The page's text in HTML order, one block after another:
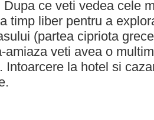
ce veti vedea cele
timp liber pentru a
(partea cipriota
amiaza veti avea o
Intoarcere la hotel si